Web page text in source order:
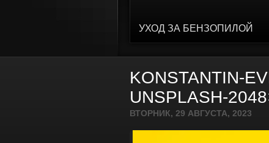
УХОД ЗА БЕНЗОПИЛОЙ
KONSTANTIN-
UNSPLASH-
ВТОРНИК, 29 АВГУСТА, 2023